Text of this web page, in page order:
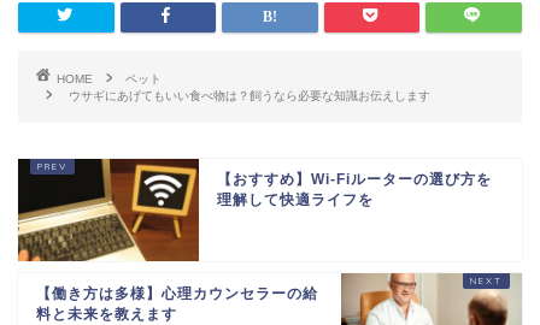
HOME
ペット
ウサギにあげてもいい食べ物は？飼うなら必要な知識お伝えします
【おすすめ】Wi-Fiルーターの選び方を
理解して快適ライフを
【働き方は多様】心理カウンセラーの給
料と未来を教えます